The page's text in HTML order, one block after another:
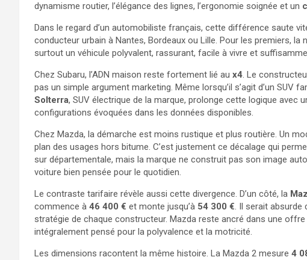
dynamisme routier, l’élégance des lignes, l’ergonomie soignée et un
Dans le regard d’un automobiliste français, cette différence saute
conducteur urbain à Nantes, Bordeaux ou Lille. Pour les premiers, la
surtout un véhicule polyvalent, rassurant, facile à vivre et
Chez Subaru, l’ADN maison reste fortement lié au x4. Le
pas un simple argument marketing. Même lorsqu’il s’agit d’un
Solterra, SUV électrique de la marque, prolonge cette logique
configurations évoquées dans les données disponibles.
Chez Mazda, la démarche est moins rustique et plus routière. Un
plan des usages hors bitume. C’est justement ce décalage qui
sur départementale, mais la marque ne construit pas son image
voiture bien pensée pour le quotidien.
Le contraste tarifaire révèle aussi cette divergence. D’un côté, la
commence à 46 400 € et monte jusqu’à 54 300 €. Il serait absurde
stratégie de chaque constructeur. Mazda reste ancré dans une offre
intégralement pensé pour la polyvalence et la motricité.
Les dimensions racontent la même histoire. La Mazda 2 mesure 4